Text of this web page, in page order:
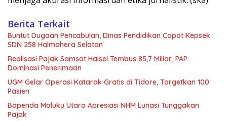
Berita Terkait
Buntut Dugaan Pencabulan, Dinas Pendidikan Copot Kepsek
SDN 258 Halmahera Selatan
Realisasi Pajak Samsat Halsel Tembus 85,7 Miliar, PAP
Dominasi Penerimaan
UGM Gelar Operasi Katarak Gratis di Tidore, Targetkan 100
Pasien
Bapenda Maluku Utara Apresiasi NHM Lunasi Tunggakan
Pajak